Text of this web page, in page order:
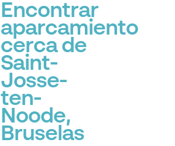
Encontrar
aparcamiento
cerca de
Saint-
Josse-
ten-
Noode,
Bruselas